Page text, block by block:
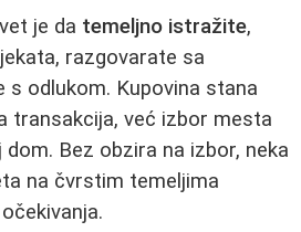
je da temeljno istražite,
razgovarate sa
s odlukom. Kupovina stana
transakcija, već izbor mesta
Bez obzira na izbor, neka
na čvrstim temeljima